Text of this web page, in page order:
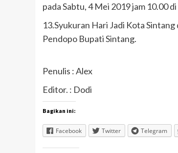
pada Sabtu, 4 Mei 2019 jam 10.00
13.Syukuran Hari Jadi Kota
Pendopo Bupati Sintang.
Penulis : Alex
Editor. : Dodi
Bagikan ini:
Facebook Twitter Telegram